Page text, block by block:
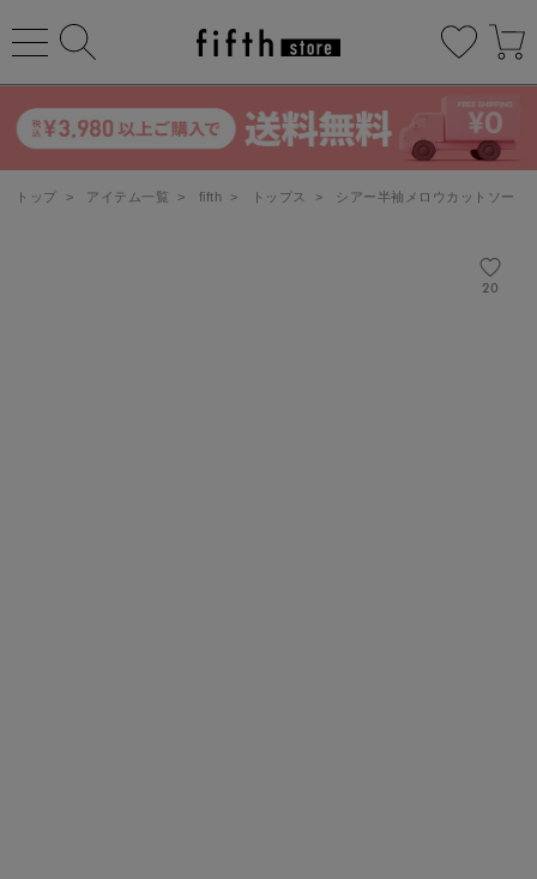
トップ > アイテム一覧 > fifth > トップス > シアー半袖メロウカットソー
20